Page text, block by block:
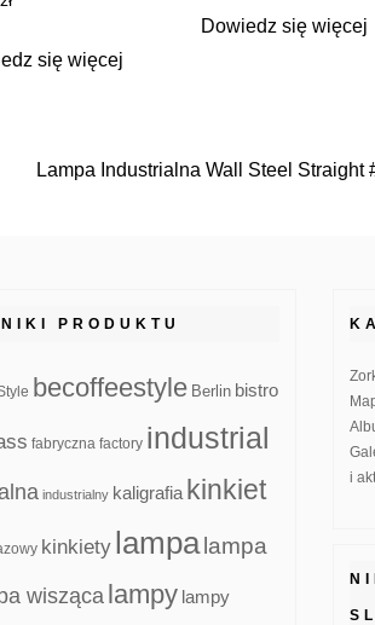
się więcej
Dowiedz się więcej
Lampa Industrialna Wall Steel Straight
PRODUKTU
becoffeestyle Berlin bistro
fabryczna factory industrial
industrialny kaligrafia kinkiet
kinkiety lampa lampa
wisząca lampy lampy
i